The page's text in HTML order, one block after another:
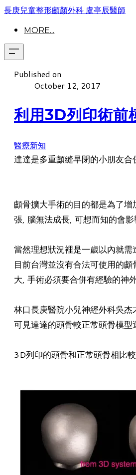
長庚兒童整形顱顏外科 盧亭辰醫師
MORE...
Published on
October 12, 2017
利用3D列印術前
醫療新知
達達是多重顱縫早閉的小朋友
顱骨擴大手術的目的都是為了
張, 腦無法成長, 可想而知的會
當然理想狀況裡是一歲以內就
目前台灣並沒有合法可使用的
大, 手術必須要合併有經驗的神
林口長庚醫院小兒神經外科吳
可見達達的頭骨較正常頭骨模
​3D列印的頭骨和正常頭骨相比